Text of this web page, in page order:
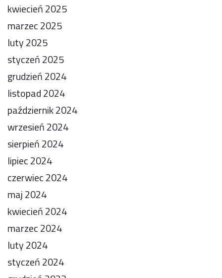
kwiecień 2025
marzec 2025
luty 2025
styczeń 2025
grudzień 2024
listopad 2024
październik 2024
wrzesień 2024
sierpień 2024
lipiec 2024
czerwiec 2024
maj 2024
kwiecień 2024
marzec 2024
luty 2024
styczeń 2024